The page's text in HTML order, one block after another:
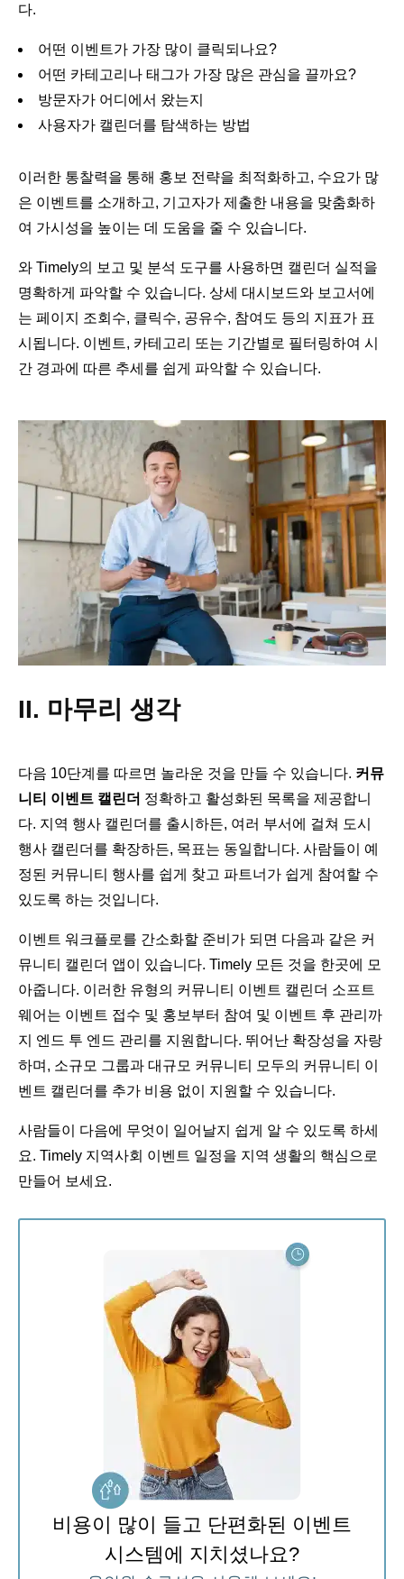
다.
어떤 이벤트가 가장 많이 클릭되나요?
어떤 카테고리나 태그가 가장 많은 관심을 끌까요?
방문자가 어디에서 왔는지
사용자가 캘린더를 탐색하는 방법
이러한 통찰력을 통해 홍보 전략을 최적화하고, 수요가 많
은 이벤트를 소개하고, 기고자가 제출한 내용을 맞춤화하
여 가시성을 높이는 데 도움을 줄 수 있습니다.
와 Timely의 보고 및 분석 도구를 사용하면 캘린더 실적을
명확하게 파악할 수 있습니다. 상세 대시보드와 보고서에
는 페이지 조회수, 클릭수, 공유수, 참여도 등의 지표가 표
시됩니다. 이벤트, 카테고리 또는 기간별로 필터링하여 시
간 경과에 따른 추세를 쉽게 파악할 수 있습니다.
II. 마무리 생각
다음 10단계를 따르면 놀라운 것을 만들 수 있습니다. 커뮤
니티 이벤트 캘린더 정확하고 활성화된 목록을 제공합니
다. 지역 행사 캘린더를 출시하든, 여러 부서에 걸쳐 도시
행사 캘린더를 확장하든, 목표는 동일합니다. 사람들이 예
정된 커뮤니티 행사를 쉽게 찾고 파트너가 쉽게 참여할 수
있도록 하는 것입니다.
이벤트 워크플로를 간소화할 준비가 되면 다음과 같은 커
뮤니티 캘린더 앱이 있습니다. Timely 모든 것을 한곳에 모
아줍니다. 이러한 유형의 커뮤니티 이벤트 캘린더 소프트
웨어는 이벤트 접수 및 홍보부터 참여 및 이벤트 후 관리까
지 엔드 투 엔드 관리를 지원합니다. 뛰어난 확장성을 자랑
하며, 소규모 그룹과 대규모 커뮤니티 모두의 커뮤니티 이
벤트 캘린더를 추가 비용 없이 지원할 수 있습니다.
사람들이 다음에 무엇이 일어날지 쉽게 알 수 있도록 하세
요. Timely 지역사회 이벤트 일정을 지역 생활의 핵심으로
만들어 보세요.
비용이 많이 들고 단편화된 이벤트
시스템에 지치셨나요?